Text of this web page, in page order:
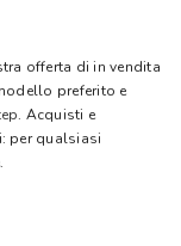
offerta di in vendita
preferito e
. Acquisti e
per qualsiasi